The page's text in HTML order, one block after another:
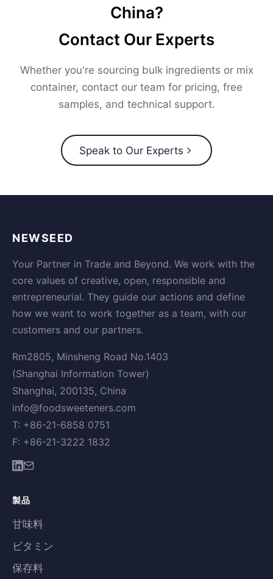
China?
Contact Our Experts
Whether you're sourcing bulk ingredients or mix
container, contact our team for pricing, free
samples, and technical support.
Speak to Our Experts
NEWSEED
Your Partner in Trade and Beyond. We work with the
core values of creative, open, responsible and
entrepreneurial. They guide our actions and define
how we want to work together as a team, with our
customers and our partners.
Rm2805, Minsheng Road No.1403
(Shanghai Information Tower)
Shanghai, 200135, China
info@foodsweeteners.com
T: +86-21-6858 0751
F: +86-21-3222 1832
製品
甘味料
ビタミン
保存料